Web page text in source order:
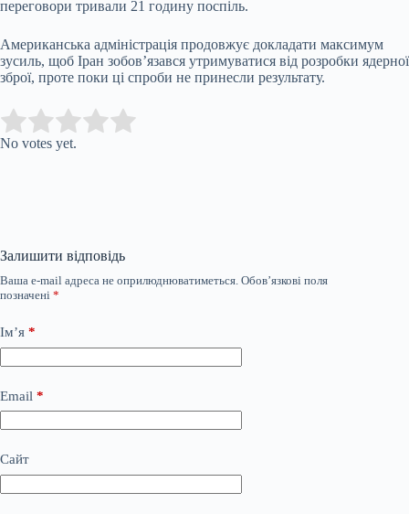
переговори тривали 21 годину поспіль.
Американська адміністрація продовжує докладати максимум
зусиль, щоб Іран зобов’язався утримуватися від розробки ядерної
зброї, проте поки ці спроби не принесли результату.
Rate this item:
No votes yet.
Залишити відповідь
Ваша e-mail адреса не оприлюднюватиметься. Обов’язкові поля
позначені *
Ім’я *
Email *
Сайт